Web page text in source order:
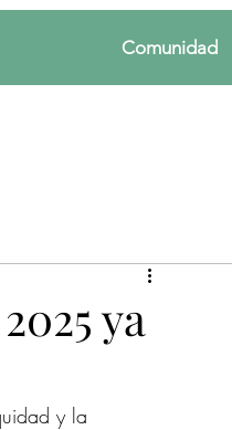
Comunidad
ya
y la